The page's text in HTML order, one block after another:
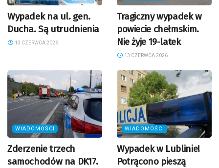
Wypadek na ul. gen.
Ducha. Są utrudnienia
13 CZERWCA 2026
Tragiczny wypadek w
powiecie chełmskim.
Nie żyje 19-latek
13 CZERWCA 2026
WIADOMOŚCI
Zderzenie trzech
samochodów na DK17.
WIADOMOŚCI
Wypadek w Lublinie!
Potrącono pieszą